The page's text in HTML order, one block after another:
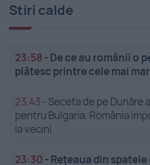
Stiri calde
23:58 - De ce au românii o
plătesc printre cele mai
23:43 - Seceta de pe Dunăre
pentru Bulgaria. România
la vecini
23:30 - Rețeaua din spatele